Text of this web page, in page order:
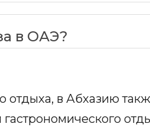
в ОАЭ?
в Абхазию
гастрономического